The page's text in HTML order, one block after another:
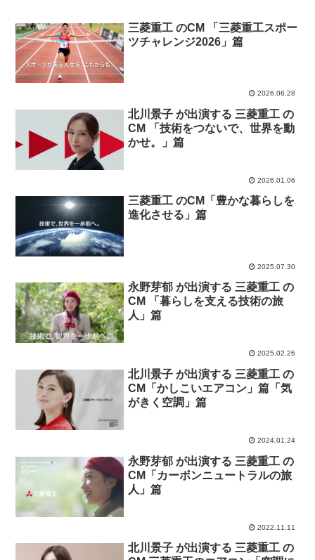
三菱重工 のCM 「三菱重工スポー
ツチャレンジ2026」篇
2026.06.28
北川景子 が出演する 三菱重工 の
CM 「技術をつないで、世界を動
かせ。」篇
2026.01.06
三菱重工 のCM「豊かな暮らしを
進化させる」篇
2025.07.30
永野芽郁 が出演する 三菱重工 の
CM 「暮らしを支える技術の旅
人」篇
2025.02.26
北川景子 が出演する 三菱重工 の
CM「かしこいエアコン」篇「気
がきく空調」篇
2024.01.24
永野芽郁 が出演する 三菱重工 の
CM「カーボンニュートラルの旅
人」篇
2022.11.11
北川景子 が出演する 三菱重工 の